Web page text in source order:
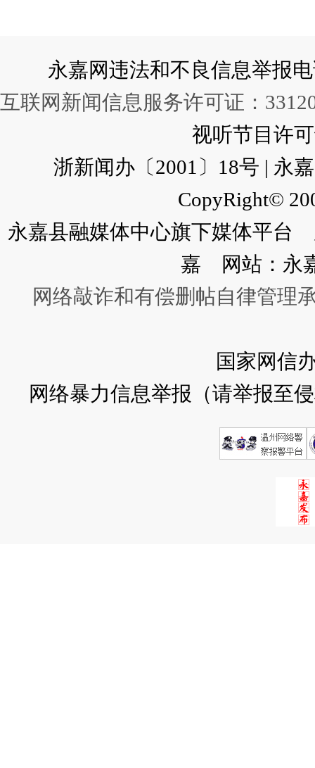
永嘉网违法和不良信息举报
互联网新闻信息服务许可证：
视听节目许
浙新闻办〔2001〕18号 | 永
CopyRight©
永嘉县融媒体中心旗下媒体平
嘉 网站：永
网络敲诈和有偿删帖自律管理
国家网信
网络暴力信息举报（请举报至